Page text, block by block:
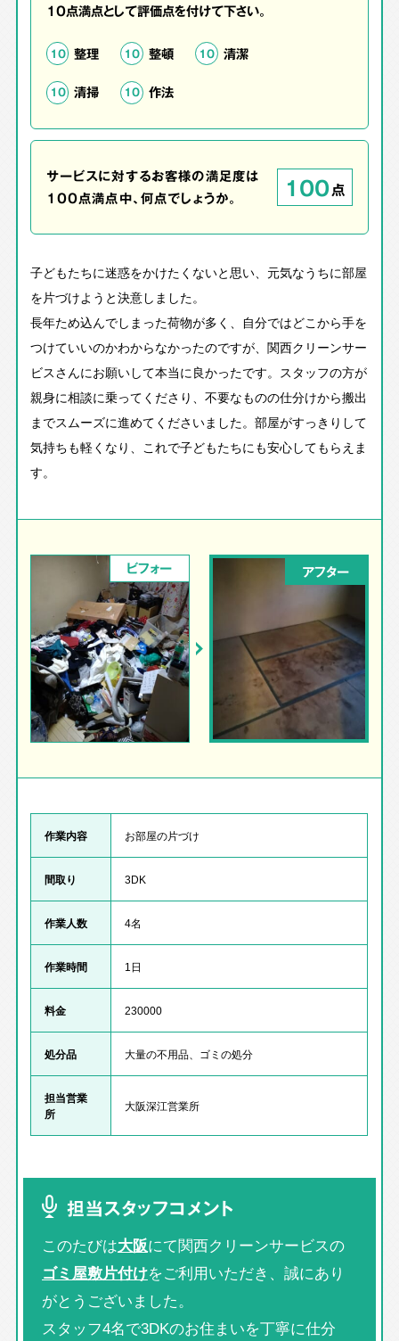
10点満点として評価点を付けて下さい。
10 整理 10 整頓 10 清潔
10 清掃 10 作法
サービスに対するお客様の満足度は
100点満点中、何点でしょうか。
100点
子どもたちに迷惑をかけたくないと思い、元気なうちに部屋
を片づけようと決意しました。
長年ため込んでしまった荷物が多く、自分ではどこから手を
つけていいのかわからなかったのですが、関西クリーンサー
ビスさんにお願いして本当に良かったです。スタッフの方が
親身に相談に乗ってくださり、不要なものの仕分けから搬出
までスムーズに進めてくださいました。部屋がすっきりして
気持ちも軽くなり、これで子どもたちにも安心してもらえま
す。
ビフォー アフター
作業内容 お部屋の片づけ
間取り 3DK
作業人数 4名
作業時間 1日
料金 230000
処分品 大量の不用品、ゴミの処分
担当営業
所
大阪深江営業所
担当スタッフコメント
このたびは大阪にて関西クリーンサービスの
ゴミ屋敷片付けをご利用いただき、誠にあり
がとうございました。
スタッフ4名で3DKのお住まいを丁寧に仕分